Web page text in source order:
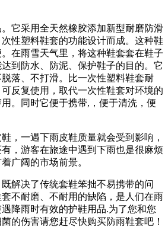
它采用全天然橡胶添加新型耐磨防滑
性塑料鞋套的功能设计而成。这种鞋
在雨雪天气里，将这种鞋套套在鞋子
到防水、防泥、保护鞋子的目的。它
落、不打滑。比一次性塑料鞋套耐
反复使用，取代一次性鞋套对环境的
。同时它便于携带,，便于清洗，便
，一遇下雨皮鞋质量就会受到影响，
，游客在旅途中遇到下雨也是很麻烦
广阔的市场前景。
解决了传统套鞋笨拙不易携带的问
不耐磨、不耐用的缺陷，是人们在雨
降雨时有效的护鞋用品.为了您和您
的伤害请您赶尽快购买防雨鞋套吧！